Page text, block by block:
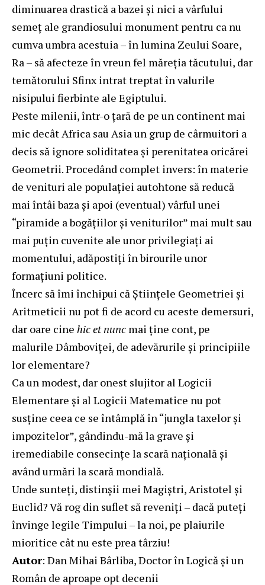
diminuarea drastică a bazei şi nici a vârfului
semeţ ale grandiosului monument pentru ca nu
cumva umbra acestuia – în lumina Zeului Soare,
Ra – să afecteze în vreun fel măreţia tăcutului, dar
temătorului Sfinx intrat treptat în valurile
nisipului fierbinte ale Egiptului.
Peste milenii, într-o ţară de pe un continent mai
mic decât Africa sau Asia un grup de cârmuitori a
decis să ignore soliditatea şi perenitatea oricărei
Geometrii. Procedând complet invers: în materie
de venituri ale populaţiei autohtone să reducă
mai întâi baza şi apoi (eventual) vârful unei
“piramide a bogăţiilor şi veniturilor” mai mult sau
mai puţin cuvenite ale unor privilegiaţi ai
momentului, adăpostiţi în birourile unor
formaţiuni politice.
Încerc să îmi închipui că Ştiinţele Geometriei şi
Aritmeticii nu pot fi de acord cu aceste demersuri,
dar oare cine hic et nunc mai ţine cont, pe
malurile Dâmboviţei, de adevărurile şi principiile
lor elementare?
Ca un modest, dar onest slujitor al Logicii
Elementare şi al Logicii Matematice nu pot
susţine ceea ce se întâmplă în “jungla taxelor şi
impozitelor”, gândindu-mă la grave şi
iremediabile consecinţe la scară naţională şi
având urmări la scară mondială.
Unde sunteţi, distinşii mei Magiştri, Aristotel şi
Euclid? Vă rog din suflet să reveniţi – dacă puteţi
învinge legile Timpului – la noi, pe plaiurile
mioritice cât nu este prea târziu!
Autor: Dan Mihai Bârliba, Doctor în Logică şi un
Român de aproape opt decenii